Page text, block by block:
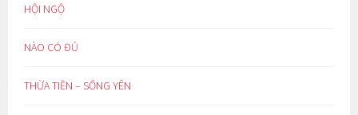
HỘI NGỘ
NÀO CÓ ĐỦ
THỪA TIỀN – SỐNG YÊN